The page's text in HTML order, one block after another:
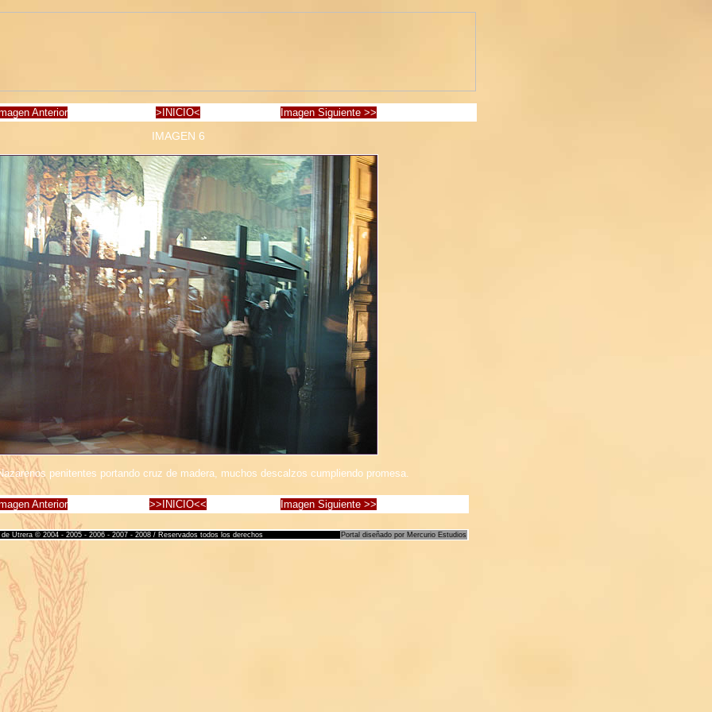
Anterior >INICIO< Imagen Siguiente >>
IMAGEN 6
penitentes portando cruz de madera, muchos descalzos cumpliendo promesa.
Anterior >>INICIO<< Imagen Siguiente >>
Utrera © 2004 - 2005 - 2006 - 2007 - 2008 / Reservados todos los derechos Portal diseñado por Mercurio Estudios